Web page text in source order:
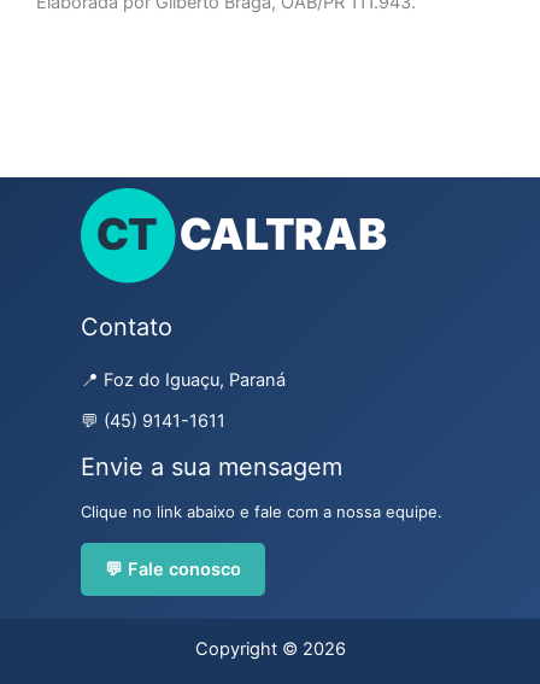
Contato
📍 Foz do Iguaçu, Paraná
💬 (45) 9141-1611
Envie a sua mensagem
Clique no link abaixo e fale com a nossa equipe.
💬 Fale conosco
Copyright © 2026